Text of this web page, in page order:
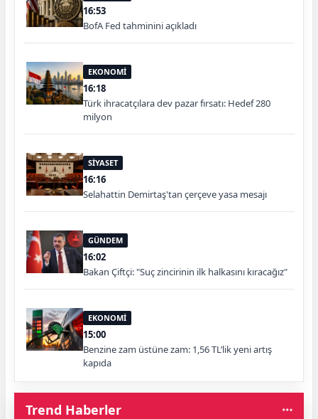
16:53
BofA Fed tahminini açıkladı
EKONOMİ
16:18
Türk ihracatçılara dev pazar fırsatı: Hedef 280
milyon
SİYASET
16:16
Selahattin Demirtaş'tan çerçeve yasa mesajı
GÜNDEM
16:02
Bakan Çiftçi: "Suç zincirinin ilk halkasını kıracağız"
EKONOMİ
15:00
Benzine zam üstüne zam: 1,56 TL’lik yeni artış
kapıda
Trend Haberler